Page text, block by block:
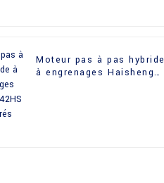
Moteur pas à pas hybride
à engrenages Haisheng